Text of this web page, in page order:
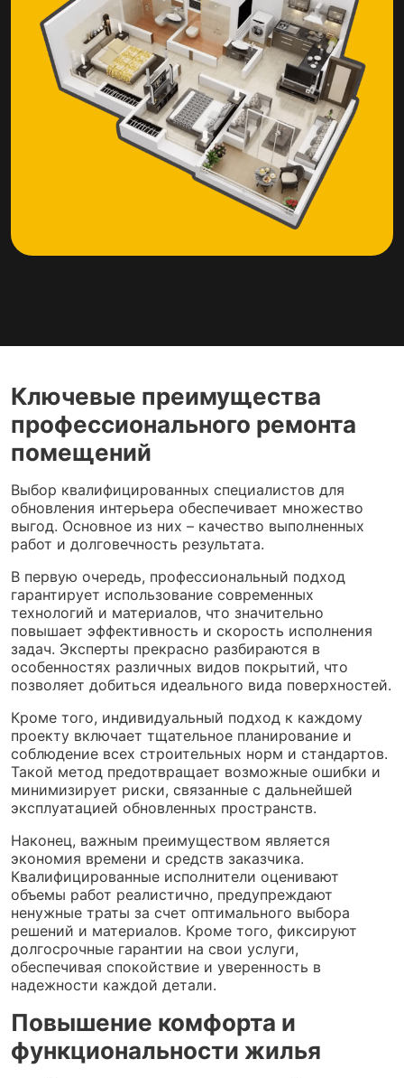
Ключевые преимущества
профессионального ремонта
помещений
Выбор квалифицированных специалистов для
обновления интерьера обеспечивает множество
выгод. Основное из них – качество выполненных
работ и долговечность результата.
В первую очередь, профессиональный подход
гарантирует использование современных
технологий и материалов, что значительно
повышает эффективность и скорость исполнения
задач. Эксперты прекрасно разбираются в
особенностях различных видов покрытий, что
позволяет добиться идеального вида поверхностей.
Кроме того, индивидуальный подход к каждому
проекту включает тщательное планирование и
соблюдение всех строительных норм и стандартов.
Такой метод предотвращает возможные ошибки и
минимизирует риски, связанные с дальнейшей
эксплуатацией обновленных пространств.
Наконец, важным преимуществом является
экономия времени и средств заказчика.
Квалифицированные исполнители оценивают
объемы работ реалистично, предупреждают
ненужные траты за счет оптимального выбора
решений и материалов. Кроме того, фиксируют
долгосрочные гарантии на свои услуги,
обеспечивая спокойствие и уверенность в
надежности каждой детали.
Повышение комфорта и
функциональности жилья